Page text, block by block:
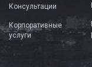
Консультации
Корпоративные
услуги